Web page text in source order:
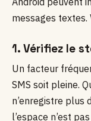
messages
1. Vérifiez le
Un facteur
SMS soit pleine.
n’enregistre plus
l’espace n’est